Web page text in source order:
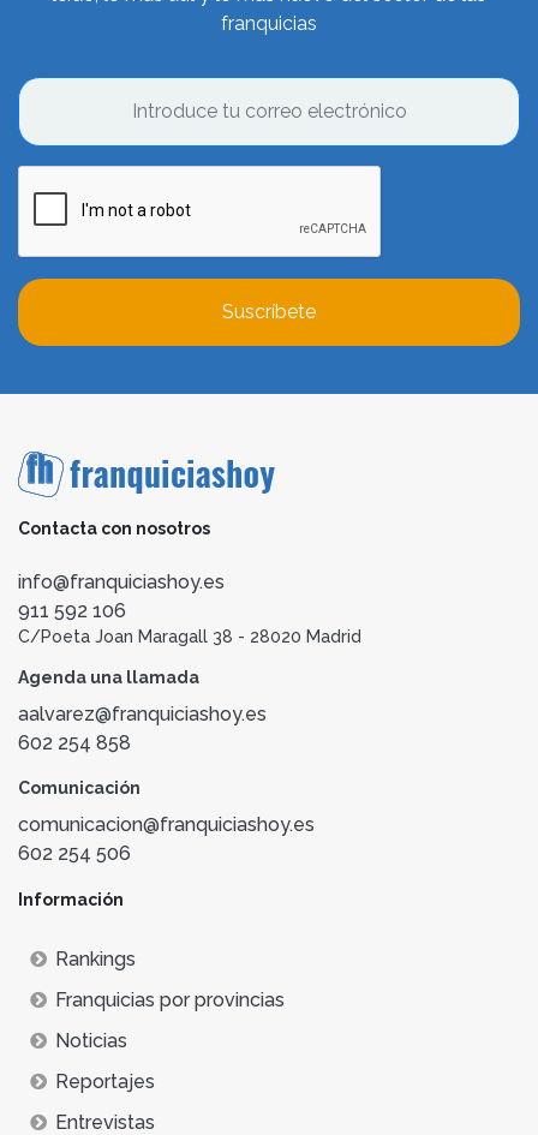
franquicias
Suscríbete
Contacta con nosotros
info@franquiciashoy.es
911 592 106
C/Poeta Joan Maragall 38 - 28020 Madrid
Agenda una llamada
aalvarez@franquiciashoy.es
602 254 858
Comunicación
comunicacion@franquiciashoy.es
602 254 506
Información
Rankings
Franquicias por provincias
Noticias
Reportajes
Entrevistas